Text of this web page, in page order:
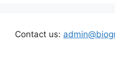
Contact us: